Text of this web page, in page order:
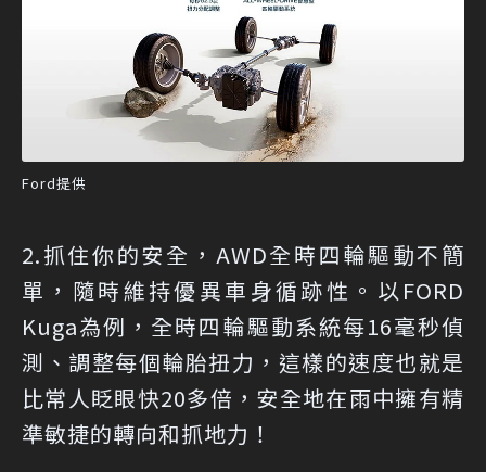
Ford提供
2.抓住你的安全，AWD全時四輪驅動不簡
單，隨時維持優異車身循跡性。以FORD
Kuga為例，全時四輪驅動系統每16毫秒偵
測、調整每個輪胎扭力，這樣的速度也就是
比常人眨眼快20多倍，安全地在雨中擁有精
準敏捷的轉向和抓地力！